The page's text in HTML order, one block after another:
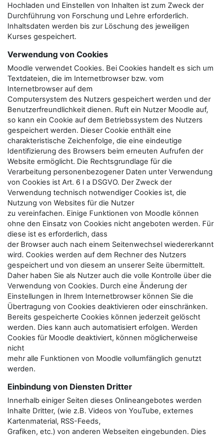
Hochladen und Einstellen von Inhalten ist zum Zweck der
Durchführung von Forschung und Lehre erforderlich.
Inhaltsdaten werden bis zur Löschung des jeweiligen
Kurses gespeichert.
Verwendung von Cookies
Moodle verwendet Cookies. Bei Cookies handelt es sich um
Textdateien, die im Internetbrowser bzw. vom
Internetbrowser auf dem
Computersystem des Nutzers gespeichert werden und der
Benutzerfreundlichkeit dienen. Ruft ein Nutzer Moodle auf,
so kann ein Cookie auf dem Betriebssystem des Nutzers
gespeichert werden. Dieser Cookie enthält eine
charakteristische Zeichenfolge, die eine eindeutige
Identifizierung des Browsers beim erneuten Aufrufen der
Website ermöglicht. Die Rechtsgrundlage für die
Verarbeitung personenbezogener Daten unter Verwendung
von Cookies ist Art. 6 I a DSGVO. Der Zweck der
Verwendung technisch notwendiger Cookies ist, die
Nutzung von Websites für die Nutzer
zu vereinfachen. Einige Funktionen von Moodle können
ohne den Einsatz von Cookies nicht angeboten werden. Für
diese ist es erforderlich, dass
der Browser auch nach einem Seitenwechsel wiedererkannt
wird. Cookies werden auf dem Rechner des Nutzers
gespeichert und von diesem an unserer Seite übermittelt.
Daher haben Sie als Nutzer auch die volle Kontrolle über die
Verwendung von Cookies. Durch eine Änderung der
Einstellungen in Ihrem Internetbrowser können Sie die
Übertragung von Cookies deaktivieren oder einschränken.
Bereits gespeicherte Cookies können jederzeit gelöscht
werden. Dies kann auch automatisiert erfolgen. Werden
Cookies für Moodle deaktiviert, können möglicherweise
nicht
mehr alle Funktionen von Moodle vollumfänglich genutzt
werden.
Einbindung von Diensten Dritter
Innerhalb einiger Seiten dieses Onlineangebotes werden
Inhalte Dritter, (wie z.B. Videos von YouTube, externes
Kartenmaterial, RSS-Feeds,
Grafiken, etc.) von anderen Webseiten eingebunden. Dies